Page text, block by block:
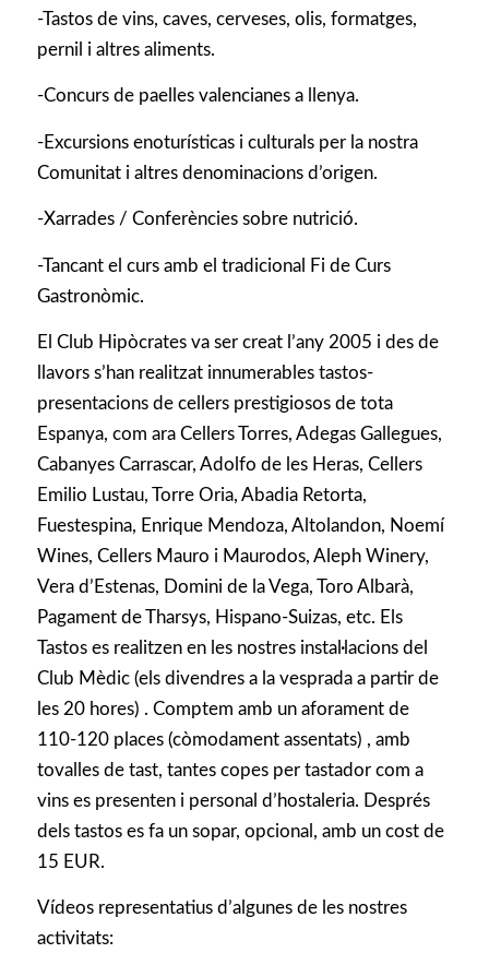
-Tastos de vins, caves, cerveses, olis, formatges,
pernil i altres aliments.
-Concurs de paelles valencianes a llenya.
-Excursions enoturísticas i culturals per la nostra
Comunitat i altres denominacions d’origen.
-Xarrades / Conferències sobre nutrició.
-Tancant el curs amb el tradicional Fi de Curs
Gastronòmic.
El Club Hipòcrates va ser creat l’any 2005 i des de
llavors s’han realitzat innumerables tastos-
presentacions de cellers prestigiosos de tota
Espanya, com ara Cellers Torres, Adegas Gallegues,
Cabanyes Carrascar, Adolfo de les Heras, Cellers
Emilio Lustau, Torre Oria, Abadia Retorta,
Fuestespina, Enrique Mendoza, Altolandon, Noemí
Wines, Cellers Mauro i Maurodos, Aleph Winery,
Vera d’Estenas, Domini de la Vega, Toro Albarà,
Pagament de Tharsys, Hispano-Suizas, etc. Els
Tastos es realitzen en les nostres instal·lacions del
Club Mèdic (els divendres a la vesprada a partir de
les 20 hores) . Comptem amb un aforament de
110-120 places (còmodament assentats) , amb
tovalles de tast, tantes copes per tastador com a
vins es presenten i personal d’hostaleria. Després
dels tastos es fa un sopar, opcional, amb un cost de
15 EUR.
Vídeos representatius d’algunes de les nostres
activitats: